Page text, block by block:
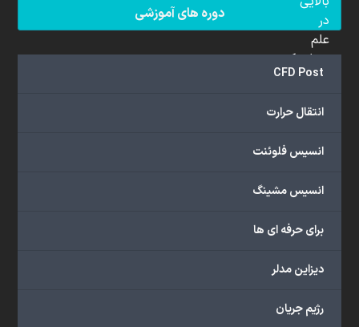
دوره های آموزشی
CFD Post
انتقال حرارت
انسیس فلوئنت
انسیس مشینگ
برای حرفه ای ها
دیزاین مدلر
رژیم جریان
در
علم
دینامیک
سیالات
(CFD)
هستند.
ما
گسترده‌ای
با
دانشگاهی،